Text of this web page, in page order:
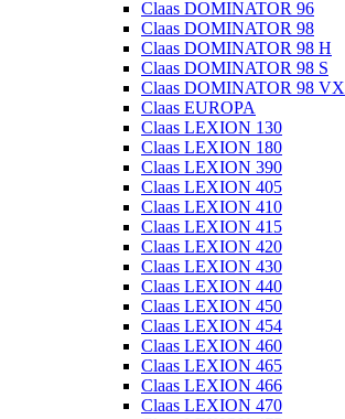
Claas DOMINATOR 96
Claas DOMINATOR 98
Claas DOMINATOR 98 H
Claas DOMINATOR 98 S
Claas DOMINATOR 98 VX
Claas EUROPA
Claas LEXION 130
Claas LEXION 180
Claas LEXION 390
Claas LEXION 405
Claas LEXION 410
Claas LEXION 415
Claas LEXION 420
Claas LEXION 430
Claas LEXION 440
Claas LEXION 450
Claas LEXION 454
Claas LEXION 460
Claas LEXION 465
Claas LEXION 466
Claas LEXION 470